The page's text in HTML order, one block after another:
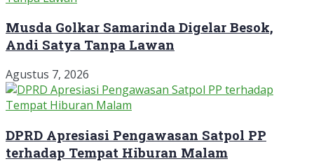
Musda Golkar Samarinda Digelar Besok,
Andi Satya Tanpa Lawan
Agustus 7, 2026
DPRD Apresiasi Pengawasan Satpol PP
terhadap Tempat Hiburan Malam